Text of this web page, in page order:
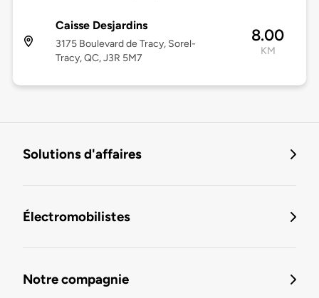
Caisse Desjardins
3175 Boulevard de Tracy, Sorel-
Tracy, QC, J3R 5M7
8.00
KM
Solutions d'affaires
Électromobilistes
Notre compagnie